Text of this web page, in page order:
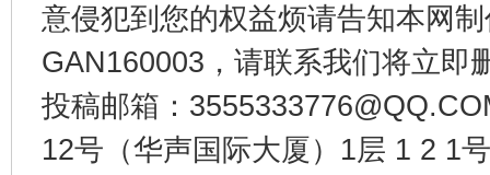
意侵犯到您的权益烦请告知本网
GAN160003，请联系我们将立即
投稿邮箱：
12号（华声国际大厦）1层 1 2 1
千年窑火 生生不息 一